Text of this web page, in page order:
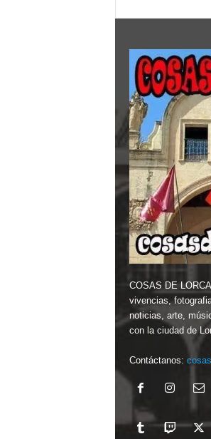
COSAS DE
vivencias,
noticias, arte,
con la ciudad de
Contáctanos: